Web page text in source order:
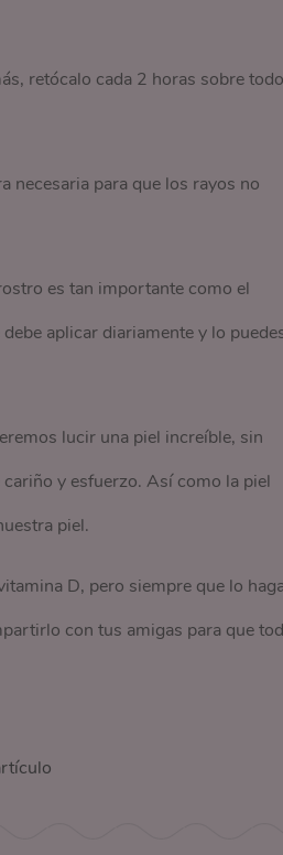
retócalo cada 2 horas sobre todo
necesaria para que los rayos no
es tan importante como el
aplicar diariamente y lo
lucir una piel increíble, sin
y esfuerzo. Así como la piel
piel.
D, pero siempre que lo
con tus amigas para que